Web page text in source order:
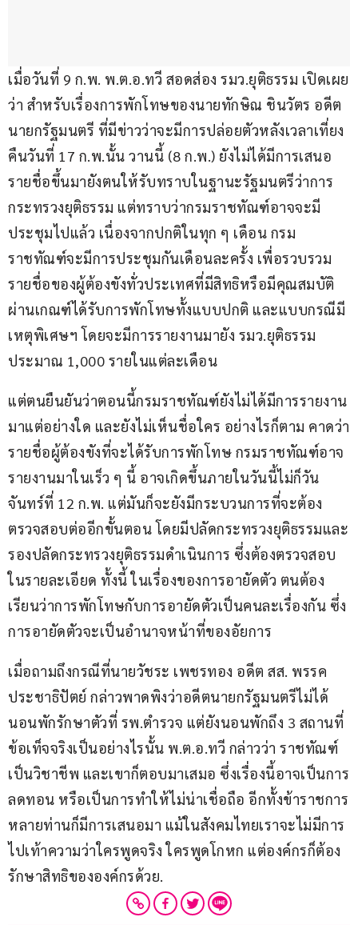
เมื่อวันที่ 9 ก.พ. พ.ต.อ.ทวี สอดส่อง รมว.ยุติธรรม เปิดเผย
ว่า สำหรับเรื่องการพักโทษของนายทักษิณ ชินวัตร อดีต
นายกรัฐมนตรี ที่มีข่าวว่าจะมีการปล่อยตัวหลังเวลาเที่ยง
คืนวันที่ 17 ก.พ.นั้น วานนี้ (8 ก.พ.) ยังไม่ได้มีการเสนอ
รายชื่อขึ้นมายังตนให้รับทราบในฐานะรัฐมนตรีว่าการ
กระทรวงยุติธรรม แต่ทราบว่ากรมราชทัณฑ์อาจจะมี
ประชุมไปแล้ว เนื่องจากปกติในทุก ๆ เดือน กรม
ราชทัณฑ์จะมีการประชุมกันเดือนละครั้ง เพื่อรวบรวม
รายชื่อของผู้ต้องขังทั่วประเทศที่มีสิทธิหรือมีคุณสมบัติ
ผ่านเกณฑ์ได้รับการพักโทษทั้งแบบปกติ และแบบกรณีมี
เหตุพิเศษฯ โดยจะมีการรายงานมายัง รมว.ยุติธรรม
ประมาณ 1,000 รายในแต่ละเดือน
แต่ตนยืนยันว่าตอนนี้กรมราชทัณฑ์ยังไม่ได้มีการรายงาน
มาแต่อย่างใด และยังไม่เห็นชื่อใคร อย่างไรก็ตาม คาดว่า
รายชื่อผู้ต้องขังที่จะได้รับการพักโทษ กรมราชทัณฑ์อาจ
รายงานมาในเร็ว ๆ นี้ อาจเกิดขึ้นภายในวันนี้ไม่ก็วัน
จันทร์ที่ 12 ก.พ. แต่มันก็จะยังมีกระบวนการที่จะต้อง
ตรวจสอบต่ออีกขั้นตอน โดยมีปลัดกระทรวงยุติธรรมและ
รองปลัดกระทรวงยุติธรรมดำเนินการ ซึ่งต้องตรวจสอบ
ในรายละเอียด ทั้งนี้ ในเรื่องของการอายัดตัว ตนต้อง
เรียนว่าการพักโทษกับการอายัดตัวเป็นคนละเรื่องกัน ซึ่ง
การอายัดตัวจะเป็นอำนาจหน้าที่ของอัยการ
เมื่อถามถึงกรณีที่นายวัชระ เพชรทอง อดีต สส. พรรค
ประชาธิปัตย์ กล่าวพาดพิงว่าอดีตนายกรัฐมนตรีไม่ได้
นอนพักรักษาตัวที่ รพ.ตำรวจ แต่ยังนอนพักถึง 3 สถานที่
ข้อเท็จจริงเป็นอย่างไรนั้น พ.ต.อ.ทวี กล่าวว่า ราชทัณฑ์
เป็นวิชาชีพ และเขาก็ตอบมาเสมอ ซึ่งเรื่องนี้อาจเป็นการ
ลดทอน หรือเป็นการทำให้ไม่น่าเชื่อถือ อีกทั้งข้าราชการ
หลายท่านก็มีการเสนอมา แม้ในสังคมไทยเราจะไม่มีการ
ไปเท้าความว่าใครพูดจริง ใครพูดโกหก แต่องค์กรก็ต้อง
รักษาสิทธิขององค์กรด้วย.